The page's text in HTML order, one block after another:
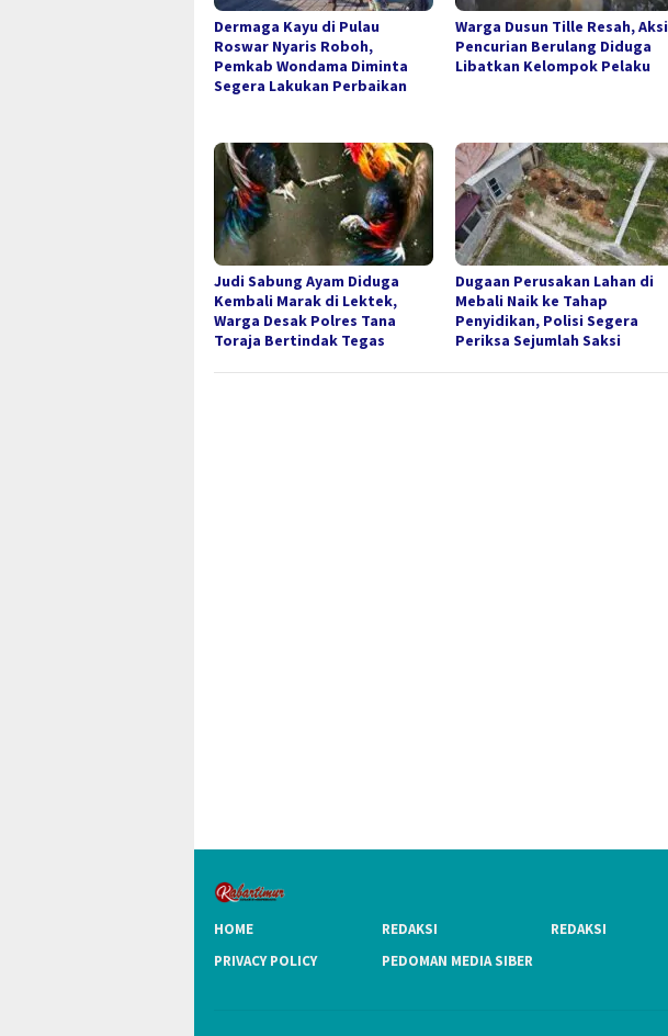
Dermaga Kayu di Pulau
Roswar Nyaris Roboh,
Pemkab Wondama Diminta
Segera Lakukan Perbaikan
Warga Dusun Tille Resah, Aksi
Pencurian Berulang Diduga
Libatkan Kelompok Pelaku
Judi Sabung Ayam Diduga
Kembali Marak di Lektek,
Warga Desak Polres Tana
Toraja Bertindak Tegas
Dugaan Perusakan Lahan di
Mebali Naik ke Tahap
Penyidikan, Polisi Segera
Periksa Sejumlah Saksi
HOME REDAKSI
REDAKSI
PRIVACY POLICY
PEDOMAN MEDIA SIBER